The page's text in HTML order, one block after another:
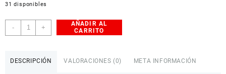
31 disponibles
-
Regulador
de
+
AÑADIR AL
CARRITO
DESCRIPCIÓN VALORACIONES (0) META INFORMACIÓN